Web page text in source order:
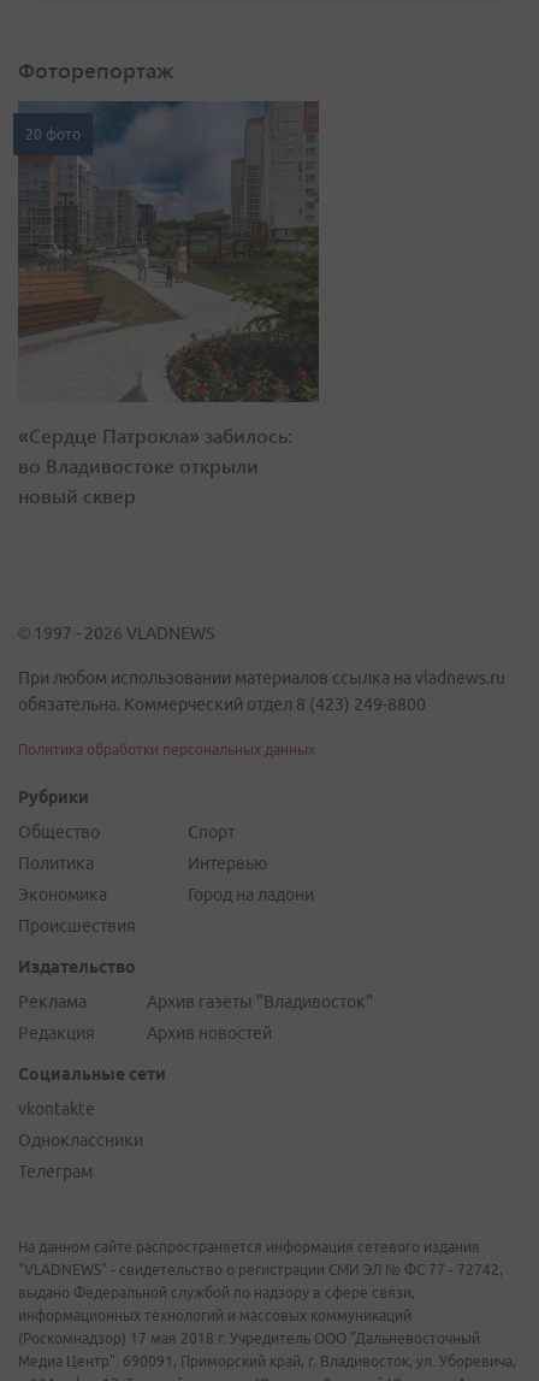
Фоторепортаж
20 фото
«Сердце Патрокла» забилось:
во Владивостоке открыли
новый сквер
© 1997 - 2026 VLADNEWS
При любом использовании материалов ссылка на vladnews.ru
обязательна. Коммерческий отдел 8 (423) 249-8800
Политика обработки персональных данных
Рубрики
Общество
Политика
Экономика
Происшествия
Спорт
Интервью
Город на ладони
Издательство
Реклама
Редакция
Архив газеты "Владивосток"
Архив новостей
Социальные сети
vkontakte
Одноклассники
Телеграм
На данном сайте распространяется информация сетевого издания
"VLADNEWS" - свидетельство о регистрации СМИ ЭЛ № ФС 77 - 72742,
выдано Федеральной службой по надзору в сфере связи,
информационных технологий и массовых коммуникаций
(Роскомнадзор) 17 мая 2018 г. Учредитель ООО "Дальневосточный
Медиа Центр". 690091, Приморский край, г. Владивосток, ул. Уборевича,